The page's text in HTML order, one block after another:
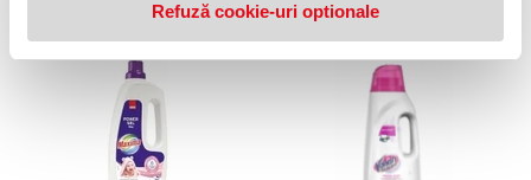
Refuză cookie-uri optionale